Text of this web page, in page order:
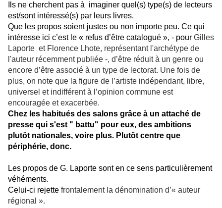
Ils ne cherchent pas à imaginer quel(s) type(s) de lecteurs
est/sont intéressé(s) par leurs livres.
Que les propos soient justes ou non importe peu. Ce qui
intéresse ici c’est le « refus d’être catalogué », - pour Gilles
Laporte et Florence Lhote, représentant l'archétype de
l'auteur récemment publiée -, d’être réduit à un genre ou
encore d’être associé à un type de lectorat. Une fois de
plus, on note que la figure de l’artiste indépendant, libre,
universel et indifférent à l’opinion commune est
encouragée et exacerbée.
Chez les habitués des salons grâce à un attaché de
presse qui s'est " battu" pour eux, des ambitions
plutôt nationales, voire plus. Plutôt centre que
périphérie, donc.
Les propos de G. Laporte sont en ce sens particulièrement
véhéments.
Celui-ci rejette frontalement la dénomination d’« auteur
régional ».